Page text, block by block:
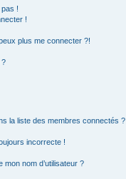
pas !
!
plus me connecter ?!
?
la liste des membres connectés ?
incorrecte !
nom d’utilisateur ?